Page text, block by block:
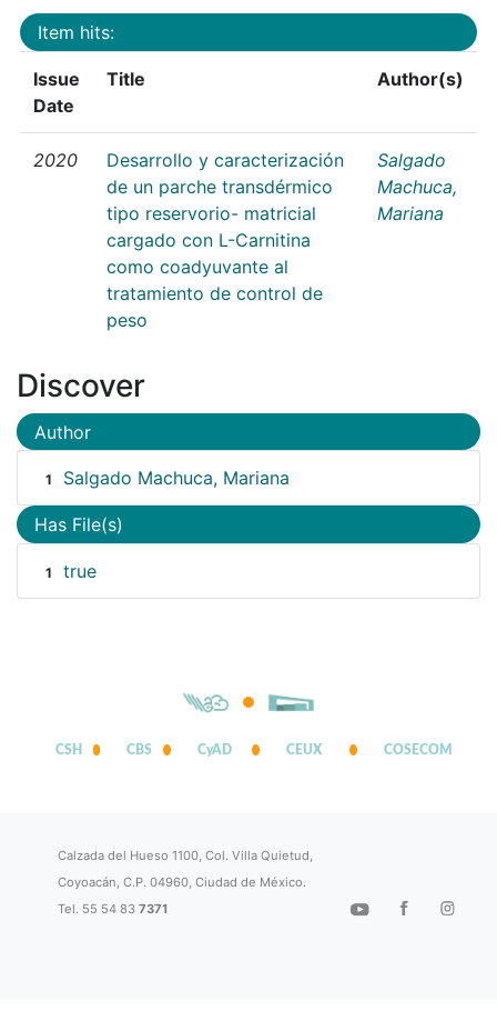
Item hits:
Issue
Date
Title Author(s)
2020
Desarrollo y caracterización
de un parche transdérmico
tipo reservorio- matricial
cargado con L-Carnitina
como coadyuvante al
tratamiento de control de
peso
Salgado
Machuca,
Mariana
Discover
Author
1 Salgado Machuca, Mariana
Has File(s)
1 true
CSH CBS CyAD CEUX COSECOM
Calzada del Hueso 1100, Col. Villa Quietud,
Coyoacán, C.P. 04960, Ciudad de México.
Tel. 55 54 837371